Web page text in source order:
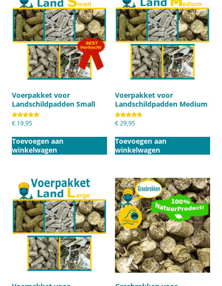
Voerpakket voor
Landschildpadden Small
Gewaardeerd
5.00
€ 19,95
Toevoegen aan
winkelwagen
Voerpakket voor
Landschildpadden Medium
Gewaardeerd
4.80
€29,95
Toevoegen aan
winkelwagen